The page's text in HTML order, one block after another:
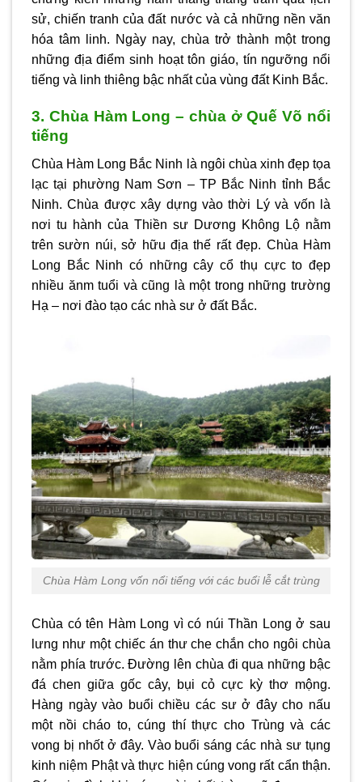
sử, chiến tranh của đất nước và cả những nền văn
hóa tâm linh. Ngày nay, chùa trở thành một trong
những địa điểm sinh hoạt tôn giáo, tín ngưỡng nổi
tiếng và linh thiêng bậc nhất của vùng đất Kinh Bắc.
3. Chùa Hàm Long – chùa ở Quế Võ nổi
tiếng
Chùa Hàm Long Bắc Ninh là ngôi chùa xinh đẹp tọa
lạc tại phường Nam Sơn – TP Bắc Ninh tỉnh Bắc
Ninh. Chùa được xây dựng vào thời Lý và vốn là
nơi tu hành của Thiền sư Dương Không Lộ nằm
trên sườn núi, sở hữu địa thế rất đẹp. Chùa Hàm
Long Bắc Ninh có những cây cổ thụ cực to đẹp
nhiều ănm tuổi và cũng là một trong những trường
Hạ – nơi đào tạo các nhà sư ở đất Bắc.
Chùa Hàm Long vốn nổi tiếng với các buổi lễ cắt trùng
Chùa có tên Hàm Long vì có núi Thần Long ở sau
lưng như một chiếc án thư che chắn cho ngôi chùa
nằm phía trước. Đường lên chùa đi qua những bậc
đá chen giữa gốc cây, bụi cỏ cực kỳ thơ mộng.
Hàng ngày vào buổi chiều các sư ở đây cho nấu
một nồi cháo to, cúng thí thực cho Trùng và các
vong bị nhốt ở đây. Vào buổi sáng các nhà sư tụng
kinh niệm Phật và thực hiện cúng vong rất cẩn thận.